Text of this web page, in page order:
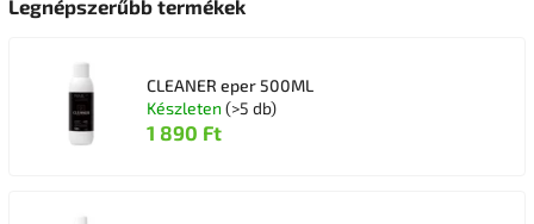
Legnépszerűbb termékek
CLEANER eper 500ML
Készleten (>5 db)
1 890 Ft